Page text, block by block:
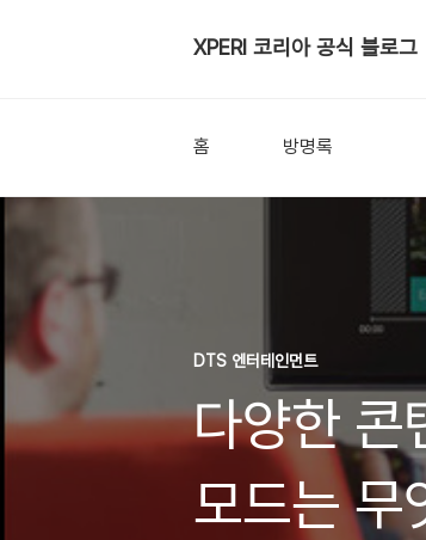
XPERI 코리아 공식 블로그
홈 방명록
DTS 엔터테인먼트
다양한 콘
모드는 무